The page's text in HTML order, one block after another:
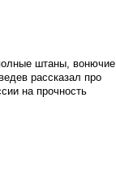
штаны, вонючие
рассказал про
на прочность